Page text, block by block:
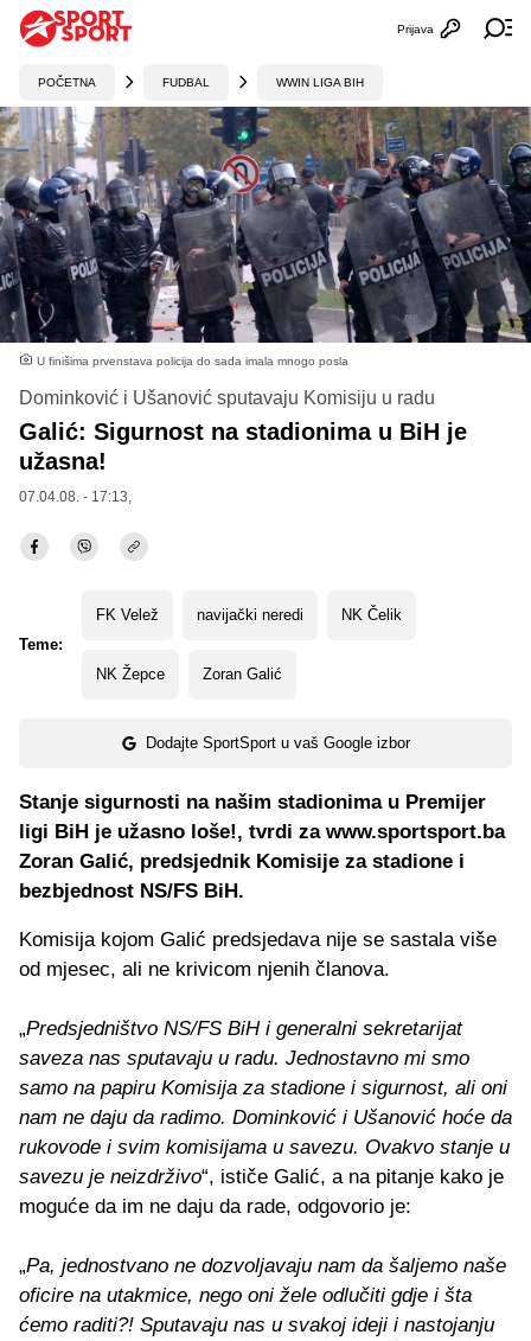
Otvori
Prijava
POČETNA FUDBAL WWIN LIGA BIH
U finišima prvenstava policija do sada imala mnogo posla
Dominković i Ušanović sputavaju Komisiju u radu
Galić: Sigurnost na stadionima u BiH je
užasna!
07.04.08. - 17:13,
Teme:
FK Velež navijački neredi NK Čelik
NK Žepce Zoran Galić
Dodajte SportSport u vaš Google izbor
Stanje sigurnosti na našim stadionima u Premijer
ligi BiH je užasno loše!, tvrdi za www.sportsport.ba
Zoran Galić, predsjednik Komisije za stadione i
bezbjednost NS/FS BiH.
Komisija kojom Galić predsjedava nije se sastala više
od mjesec, ali ne krivicom njenih članova.
„Predsjedništvo NS/FS BiH i generalni sekretarijat
saveza nas sputavaju u radu. Jednostavno mi smo
samo na papiru Komisija za stadione i sigurnost, ali oni
nam ne daju da radimo. Dominković i Ušanović hoće da
rukovode i svim komisijama u savezu. Ovakvo stanje u
savezu je neizdrživo“, ističe Galić, a na pitanje kako je
moguće da im ne daju da rade, odgovorio je:
„Pa, jednostvano ne dozvoljavaju nam da šaljemo naše
oficire na utakmice, nego oni žele odlučiti gdje i šta
ćemo raditi?! Sputavaju nas u svakoj ideji i nastojanju